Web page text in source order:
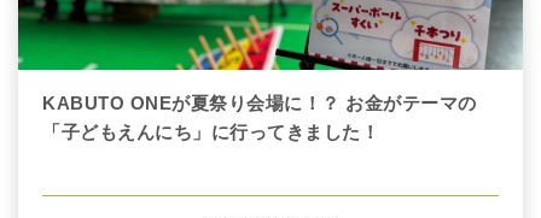
KABUTO ONEが夏祭り会場に！？ お金がテーマの
「子どもえんにち」に行ってきました！